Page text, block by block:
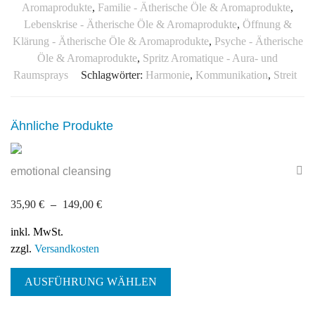
Aromaprodukte, Familie - Ätherische Öle & Aromaprodukte,
Lebenskrise - Ätherische Öle & Aromaprodukte, Öffnung &
Klärung - Ätherische Öle & Aromaprodukte, Psyche - Ätherische
Öle & Aromaprodukte, Spritz Aromatique - Aura- und
Raumsprays
Schlagwörter: Harmonie, Kommunikation, Streit
Ähnliche Produkte
emotional cleansing
35,90 € – 149,00 €
inkl. MwSt.
zzgl. Versandkosten
AUSFÜHRUNG WÄHLEN
weist